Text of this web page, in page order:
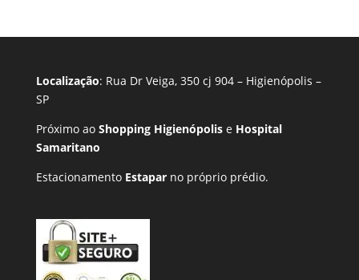
Localização: Rua Dr Veiga, 350 cj 904 – Higienópolis –
SP
Próximo ao Shopping Higienópolise Hospital
Samaritano
Estacionamento Estaparno próprio prédio.